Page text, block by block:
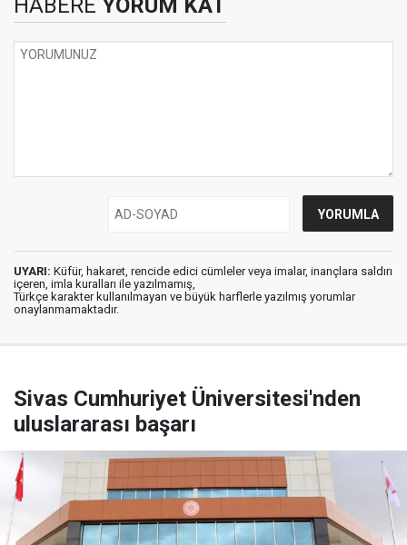
HABERE YORUM KAT
UYARI: Küfür, hakaret, rencide edici cümleler veya imalar, inançlara saldırı
içeren, imla kuralları ile yazılmamış,
Türkçe karakter kullanılmayan ve büyük harflerle yazılmış yorumlar
onaylanmamaktadır.
Sivas Cumhuriyet Üniversitesi'nden
uluslararası başarı